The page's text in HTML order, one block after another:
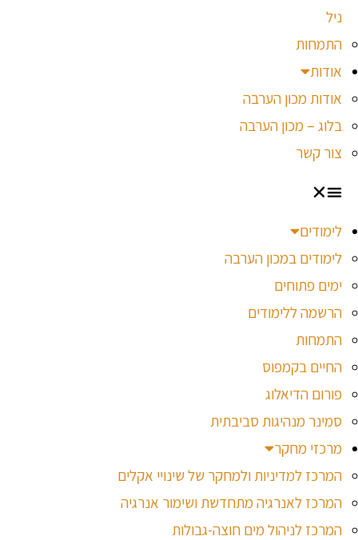
ניל
התמחות
אודות
אודות מכון הערבה
בלוג – מכון הערבה
צור קשר
לימודים
לימודים במכון הערבה
ימים פתוחים
הרשמה ללימודים
התמחות
החיים בקמפוס
פורום הדיאלוג
סמינר מנהיגות סביבתית
מרכזי מחקר
המרכז למדיניות ולמחקר של שינויי אקלים
המרכז לאנרגיה מתחדשת ושימור אנרגיה
המרכז לניהול מים חוצה-גבולות